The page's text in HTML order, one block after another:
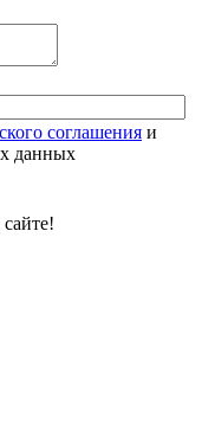
соглашения и
данных